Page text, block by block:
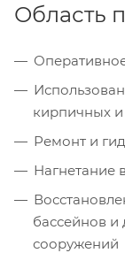
Область
кирпичных
Ремонт и
Нагнетание
бассейнов и
сооружений